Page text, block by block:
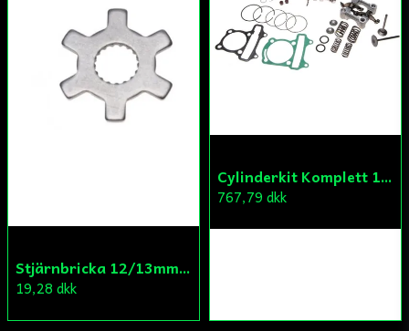
Stjärnbricka 12/13mm Yttre Remskiva
19,28 dkk
Cylinderkit Komplett 150cc GY6
767,79 dkk